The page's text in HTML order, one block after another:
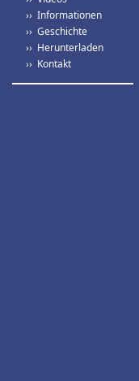
›› Informationen
›› Geschichte
›› Herunterladen
›› Kontakt